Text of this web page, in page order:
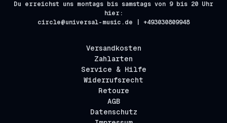
Du erreichst uns montags bis samstags von 9 bis 20 Uhr
hier:
circle@universal-music.de | +493030809948
Versandkosten
Zahlarten
Service & Hilfe
Widerrufsrecht
Retoure
AGB
Datenschutz